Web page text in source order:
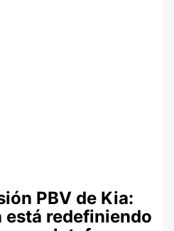
PBV de Kia:
está redefiniendo